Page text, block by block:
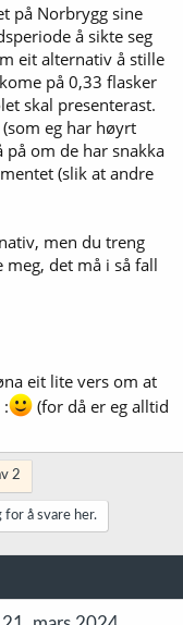
på Norbrygg sine
å sikte seg
eit alternativ å stille
på 0,33 flasker
skal presenterast.
eg har høyrt
om de har snakka
(slik at andre
men du treng
meg, det må i så fall
eit lite vers om at
(for då er eg alltid
2
for å svare her.